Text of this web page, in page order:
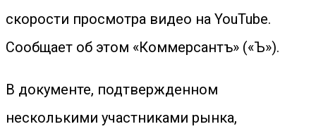
скорости просмотра видео на YouTube.
Сообщает об этом «Коммерсантъ» («Ъ»).
В документе, подтвержденном
несколькими участниками рынка,